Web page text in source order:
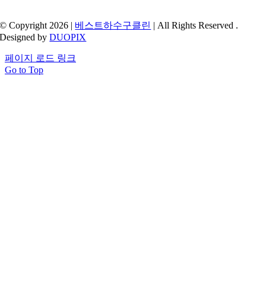
© Copyright 2026 | 베스트하수구클린 | All Rights Reserved .
Designed byDUOPIX
페이지 로드 링크
Go to Top